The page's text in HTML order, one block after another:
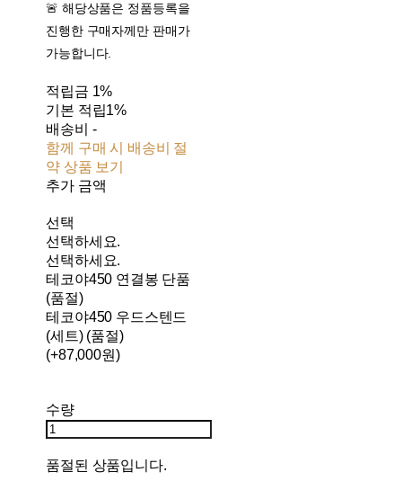
🚨 해당상품은 정품등록을
진행한 구매자께만 판매가
가능합니다.
적립금 1%
기본 적립1%
배송비 -
함께 구매 시 배송비 절
약 상품 보기
추가 금액
선택
선택하세요.
선택하세요.
테코야450 연결봉 단품
(품절)
테코야450 우드스텐드
(세트) (품절)
(+87,000원)
수량
품절된 상품입니다.